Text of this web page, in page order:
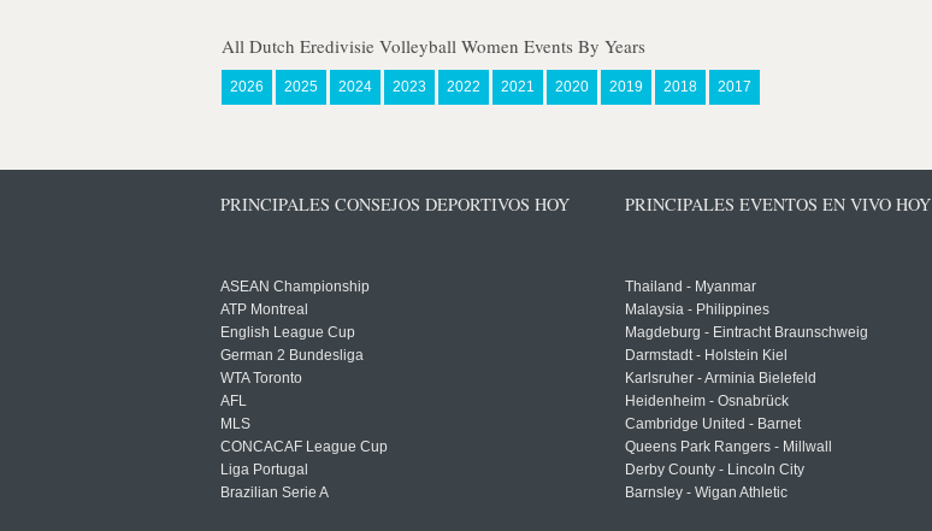
All Dutch Eredivisie Volleyball Women Events By Years
2026 2025 2024 2023 2022 2021 2020 2019 2018 2017
PRINCIPALES CONSEJOS DEPORTIVOS HOY
ASEAN Championship
ATP Montreal
English League Cup
German 2 Bundesliga
WTA Toronto
AFL
MLS
CONCACAF League Cup
Liga Portugal
Brazilian Serie A
PRINCIPALES EVENTOS EN VIVO HOY
Thailand - Myanmar
Malaysia - Philippines
Magdeburg - Eintracht Braunschweig
Darmstadt - Holstein Kiel
Karlsruher - Arminia Bielefeld
Heidenheim - Osnabrück
Cambridge United - Barnet
Queens Park Rangers - Millwall
Derby County - Lincoln City
Barnsley - Wigan Athletic